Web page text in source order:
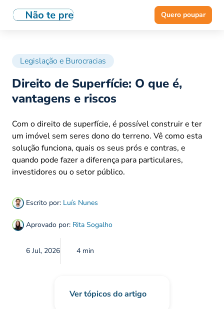
Quero poupar
Legislação e Burocracias
Direito de Superfície: O que é,
vantagens e riscos
Escrito por: Luís Nunes
Aprovado por: Rita Sogalho
6 Jul, 2026 4 min
Com o direito de superfície, é possível construir e ter
um imóvel sem seres dono do terreno. Vê como esta
solução funciona, quais os seus prós e contras, e
quando pode fazer a diferença para particulares,
investidores ou o setor público.
Ver tópicos do artigo